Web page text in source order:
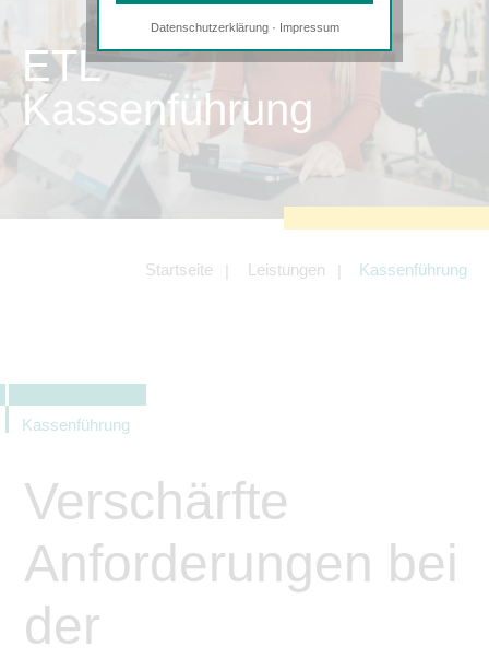
ETL
Kassenführung
Startseite Leistungen Kassenführung
Kassenführung
Verschärfte
Anforderungen bei
der
Notwendige Cookies
Diese Cookies sind erforderlich, um die
zu sichern.
Tracking- und Targeting-Cookies
Diese Cookies sind erforderlich, um
zu optimieren. Hierzu gehört eine
Angebotes einschließlich der
Angeboten von z.B. Facebook und
LinkedIn.
Datenschutzerklärung· Impressum